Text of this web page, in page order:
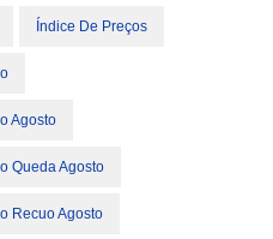
Índice De Preços
Agosto
Queda Agosto
Recuo Agosto